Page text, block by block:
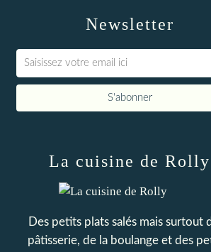
Newsletter
La cuisine de Rolly
Des petits plats salés mais surtout
pâtisserie, de la boulange et des